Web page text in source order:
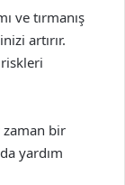
ve tırmanış
artırır.
zaman bir
yardım